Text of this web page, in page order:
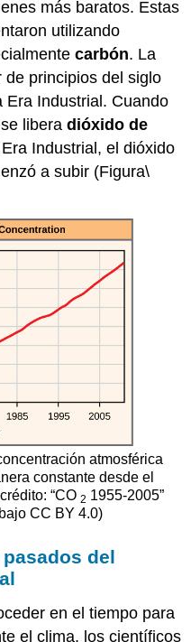
más baratos. Estas
utilizando
carbón. La
de principios del siglo
Era Industrial. Cuando
se liberadióxido de
Industrial, el dióxido
a subir (Figura\
atmosférica
constante desde el
“CO 2 1955-2005”
CC BY 4.0)
del
en el tiempo para
el clima, los científicos